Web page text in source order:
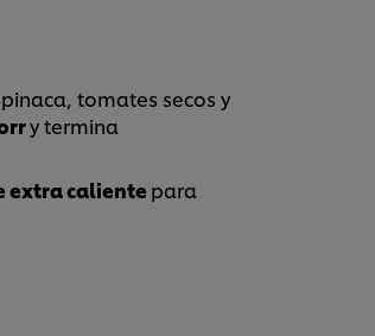
tomates secos y
y termina
extra caliente para